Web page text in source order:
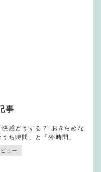
事
感どうする？ あきらめな
ち時間」と「外時間」
ュー